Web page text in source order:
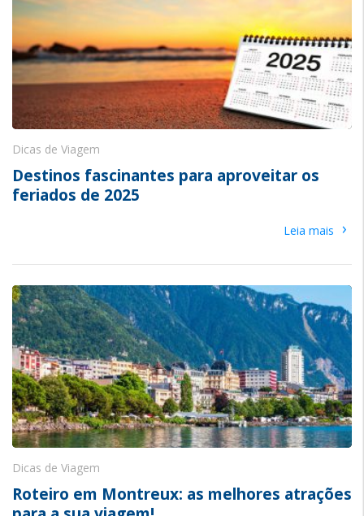
Dicas de Viagem
Destinos fascinantes para aproveitar os
feriados de 2025
Leia mais ›
Dicas de Viagem
Roteiro em Montreux: as melhores atrações